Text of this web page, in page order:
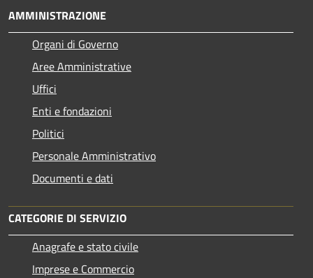
AMMINISTRAZIONE
Organi di Governo
Aree Amministrative
Uffici
Enti e fondazioni
Politici
Personale Amministrativo
Documenti e dati
CATEGORIE DI SERVIZIO
Anagrafe e stato civile
Imprese e Commercio